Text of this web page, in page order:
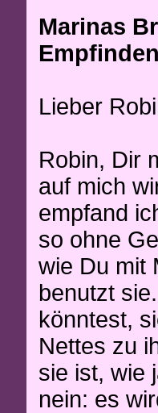
Marinas
Lieber
Robin, Dir
auf mich
empfand
so ohne
wie Du mit
benutzt
könntest,
Nettes zu
sie ist, wie
nein: es